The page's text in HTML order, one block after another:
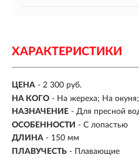
ХАРАКТЕРИСТИКИ
ЦЕНА - 2 300 руб.
НА КОГО - На жереха; На
НАЗНАЧЕНИЕ - Для пресной
ОСОБЕННОСТИ - С лопастью
ДЛИНА - 150 мм
ПЛАВУЧЕСТЬ - Плавающие